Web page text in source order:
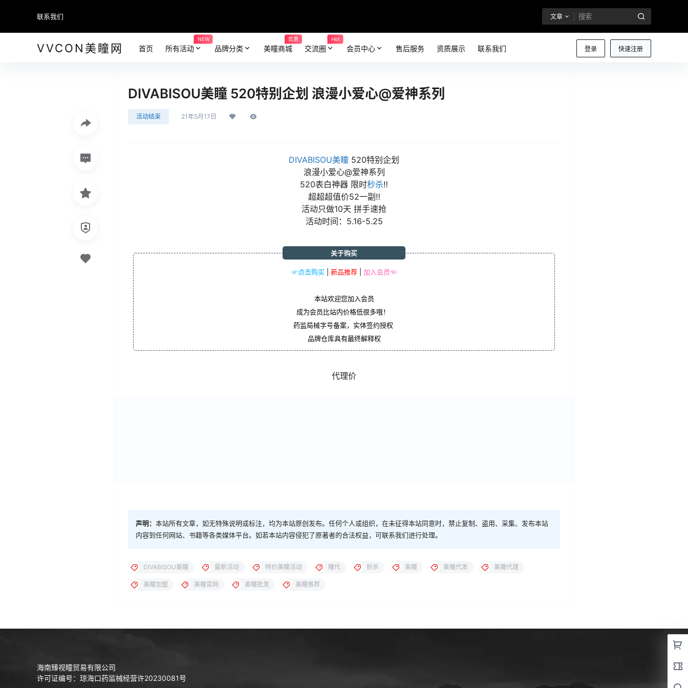
联系我们 文章
VVCON美瞳网 登录 快速注册
首页 所有活动
NEW
品牌分类 美瞳商城
优惠
交流圈
Hot
会员中心 售后服务 资质展示 联系我们
DIVABISOU美瞳 520特别企划 浪漫小爱心@爱神系列
活动结束 21年5月17日
DIVABISOU美瞳 520特别企划
浪漫小爱心@爱神系列
520表白神器 限时秒杀‼️
超超超值价52一副‼️
活动只做10天 拼手速抢
活动时间：5.16-5.25
☞点击购买 新品推荐 加入会员☜
关于购买
本站欢迎您加入会员
成为会员比站内价格低很多哦！
药监局械字号备案，实体签约授权
品牌仓库具有最终解释权
代理价
声明： 本站所有文章，如无特殊说明或标注，均为本站原创发布。任何个人或组织，在未征得本站同意时，禁止复制、盗用、采集、发布本站
内容到任何网站、书籍等各类媒体平台。如若本站内容侵犯了原著者的合法权益，可联系我们进行处理。
DIVABISOU美瞳 最新活动 特价美瞳活动 瞳代 秒杀 美瞳 美瞳代发 美瞳代理
美瞳加盟 美瞳官网 美瞳批发 美瞳推荐
海南臻视瞳贸易有限公司
许可证编号：琼海口药监械经营许20230081号